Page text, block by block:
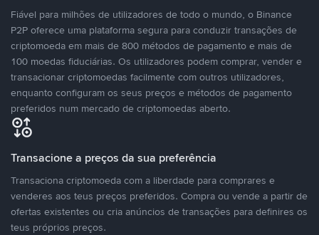
Fiável para milhões de utilizadores de todo o mundo, o Binance
P2P oferece uma plataforma segura para conduzir transações de
criptomoeda em mais de 800 métodos de pagamento e mais de
100 moedas fiduciárias. Os utilizadores podem comprar, vender e
transacionar criptomoedas facilmente com outros utilizadores,
enquanto configuram os seus preços e métodos de pagamento
preferidos num mercado de criptomoedas aberto.
Transacione a preços da sua preferência
Transaciona criptomoeda com a liberdade para comprares e
venderes aos teus preços preferidos. Compra ou vende a partir de
ofertas existentes ou cria anúncios de transações para definires os
teus próprios preços.